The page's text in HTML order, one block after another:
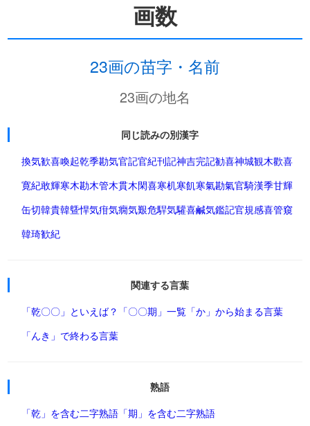
画数
23画の苗字・名前
23画の地名
同じ読みの別漢字
換気歓喜喚起乾季勘気官記官紀刊記神吉完記勧喜神城観木歡喜
寛紀敢輝寒木勘木管木貫木閑喜寒机寒飢寒氣勘氣官騎漢季甘輝
缶切韓貴韓曁悍気疳気癇気艱危駻気驩喜鹹気鑑記官規感喜管窺
韓琦歓紀
関連する言葉
「乾〇〇」といえば？ 「〇〇期」一覧 「か」から始まる言葉
「んき」で終わる言葉
熟語
「乾」を含む二字熟語 「期」を含む二字熟語